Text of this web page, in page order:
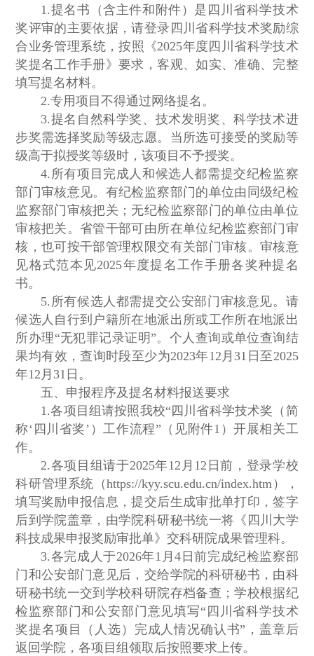
1.提名书（含主件和附件）是四川省科学技术
奖评审的主要依据，请登录四川省科学技术奖励综
合业务管理系统，按照《2025年度四川省科学技术
奖提名工作手册》要求，客观、如实、准确、完整
填写提名材料。
2.专用项目不得通过网络提名。
3.提名自然科学奖、技术发明奖、科学技术进
步奖需选择奖励等级志愿。当所选可接受的奖励等
级高于拟授奖等级时，该项目不予授奖。
4.所有项目完成人和候选人都需提交纪检监察
部门审核意见。有纪检监察部门的单位由同级纪检
监察部门审核把关；无纪检监察部门的单位由单位
审核把关。省管干部可由所在单位纪检监察部门审
核，也可按干部管理权限交有关部门审核。审核意
见格式范本见2025年度提名工作手册各奖种提名
书。
5.所有候选人都需提交公安部门审核意见。请
候选人自行到户籍所在地派出所或工作所在地派出
所办理“无犯罪记录证明”。个人查询或单位查询结
果均有效，查询时段至少为2023年12月31日至2025
年12月31日。
五、申报程序及提名材料报送要求
1.各项目组请按照我校“四川省科学技术奖（简
称‘四川省奖’）工作流程”（见附件1）开展相关工
作。
2.各项目组请于2025年12月12日前，登录学校
科研管理系统（https://kyy.scu.edu.cn/index.htm），
填写奖励申报信息，提交后生成审批单打印，签字
后到学院盖章，由学院科研秘书统一将《四川大学
科技成果申报奖励审批单》交科研院成果管理科。
3.各完成人于2026年1月4日前完成纪检监察部
门和公安部门意见后，交给学院的科研秘书，由科
研秘书统一交到学校科研院存档备查；学校根据纪
检监察部门和公安部门意见填写“四川省科学技术
奖提名项目（人选）完成人情况确认书”，盖章后
返回学院，各项目组领取后按照要求上传。